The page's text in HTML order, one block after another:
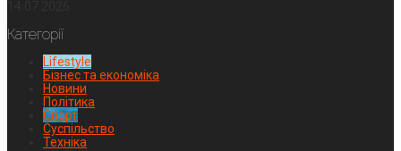
Категорії
Lifestyle
Бізнес та економіка
Новини
Політика
Спорт
Суспільство
Техніка